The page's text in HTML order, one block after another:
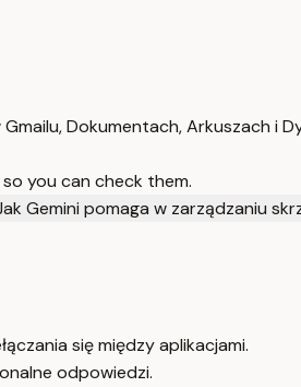
Dokumentach, Arkuszach i
you can check them.
Gemini pomaga w zarządzaniu
się między aplikacjami.
odpowiedzi.